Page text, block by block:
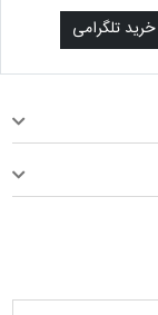
خرید تلگرامی